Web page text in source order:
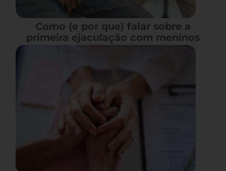
Como (e por que) falar sobre a
primeira ejaculação com meninos